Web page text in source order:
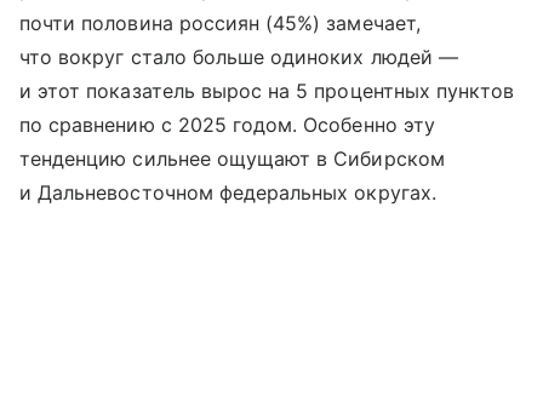
почти половина россиян (45%) замечает,
что вокруг стало больше одиноких людей —
и этот показатель вырос на 5 процентных пунктов
по сравнению с 2025 годом. Особенно эту
тенденцию сильнее ощущают в Сибирском
и Дальневосточном федеральных округах.